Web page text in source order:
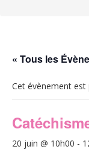
« Tous les
Cet évènement est
20 juin @ 10h00 -